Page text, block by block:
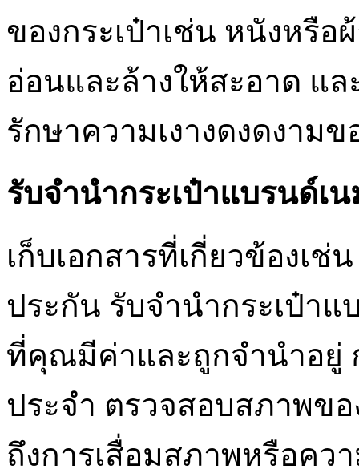
ของกระเป๋าเช่น หนังหรื
อ่อนและล้างให้สะอาด แ
รักษาความเงางดงดงามข
รับจำนำกระเป๋าแบรนด์เ
เก็บเอกสารที่เกี่ยวข้องเ
ประกัน รับจำนำกระเป๋าแ
ที่คุณมีค่าและถูกจำนำอยู่
ประจำ ตรวจสอบสภาพขอ
ถึงการเสื่อมสภาพหรือคว